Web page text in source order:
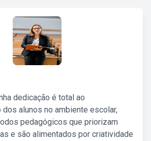
dedicação é total ao
alunos no ambiente escolar,
pedagógicos que priorizam
e são alimentados por criatividade